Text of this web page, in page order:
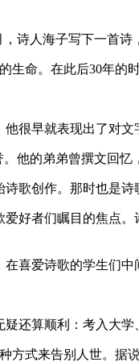
，诗人海子写下一
生命。在此后30年的
很早就表现出了对
他的弟弟曾撰文回
歌创作。那时也是
好者们瞩目的焦点
喜爱诗歌的学生们
还算顺利：考入大
方式来告别人世。据